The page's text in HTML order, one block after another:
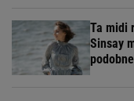
Ta midi
Sinsay
podobne